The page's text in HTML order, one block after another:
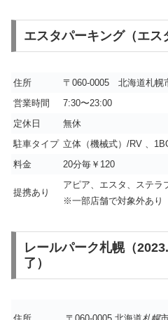
エスタパーキング（エス
住所
〒060-0005 北海道札幌
営業時間
7:30〜23:00
定休日
無休
駐車タイプ 立体（機械式）/RV 、
料金
20分毎￥120
提携あり
アピア、エスタ、ステラ
※一部店舗で対象外あり
レールパーク札幌（
了）